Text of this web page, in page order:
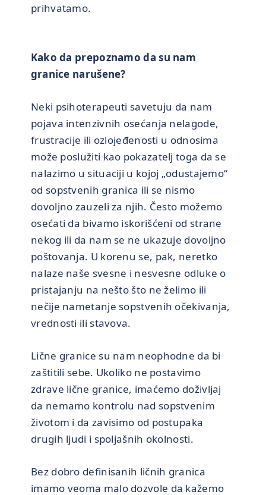
prihvatamo.
Kako da prepoznamo da su nam
granice narušene?
Neki psihoterapeuti savetuju da nam
pojava intenzivnih osećanja nelagode,
frustracije ili ozlojeđenosti u odnosima
može poslužiti kao pokazatelj toga da se
nalazimo u situaciji u kojoj „odustajemo“
od sopstvenih granica ili se nismo
dovoljno zauzeli za njih. Često možemo
osećati da bivamo iskorišćeni od strane
nekog ili da nam se ne ukazuje dovoljno
poštovanja. U korenu se, pak, neretko
nalaze naše svesne i nesvesne odluke o
pristajanju na nešto što ne želimo ili
nečije nametanje sopstvenih očekivanja,
vrednosti ili stavova.
Lične granice su nam neophodne da bi
zaštitili sebe. Ukoliko ne postavimo
zdrave lične granice, imaćemo doživljaj
da nemamo kontrolu nad sopstvenim
životom i da zavisimo od postupaka
drugih ljudi i spoljašnih okolnosti.
Bez dobro definisanih ličnih granica
imamo veoma malo dozvole da kažemo